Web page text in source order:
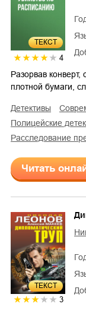
ТЕКСТ
4
Разорвав
плотной бумаги,
детективы
полицейские
расследование
Читать
ТЕКСТ
3